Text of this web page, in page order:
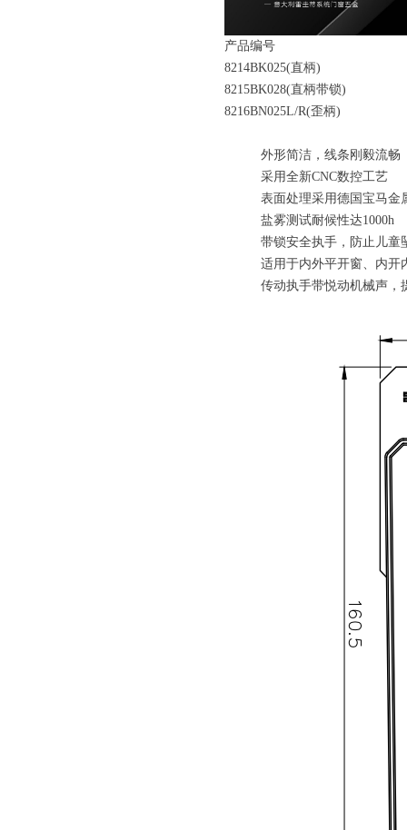
产品编号
8214BK025(直柄)
8215BK028(直柄带锁)
8216BN025L/R(歪柄)
外形简洁，线条刚毅流畅
采用全新CNC数控工艺
表面处理采用德国宝马金
盐雾测试耐候性达1000h
带锁安全执手，防止儿童
适用于内外平开窗、内开
传动执手带悦动机械声，